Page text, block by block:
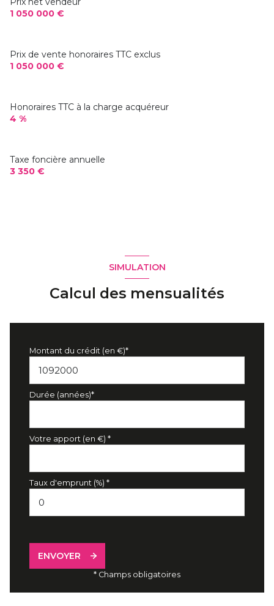
1 050 000 €
Prix de vente honoraires TTC exclus
1 050 000 €
Honoraires TTC à la charge acquéreur
4 %
Taxe foncière annuelle
3 350 €
SIMULATION
Calcul des mensualités
Montant du crédit (en €)*
Durée (années)*
Votre apport (en €) *
Taux d'emprunt (%) *
ENVOYER
* Champs obligatoires